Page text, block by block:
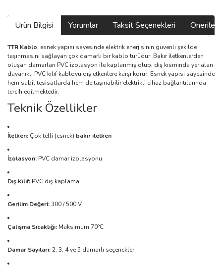
Ürün Bilgisi Yorumlar Taksit Seçenekleri
TTR Kablo, esnek yapısı sayesinde elektrik enerjisinin güvenli şekilde
taşınmasını sağlayan çok damarlı bir kablo türüdür. Bakır iletkenlerden
oluşan damarları PVC izolasyon ile kaplanmış olup, dış kısmında yer alan
dayanıklı PVC kılıf kabloyu dış etkenlere karşı korur. Esnek yapısı sayesinde
hem sabit tesisatlarda hem de taşınabilir elektrikli cihaz bağlantılarında
tercih edilmektedir.
Teknik Özellikler
İletken: Çok telli (esnek) bakır iletken
İzolasyon: PVC damar izolasyonu
Dış Kılıf: PVC dış kaplama
Gerilim Değeri:300 / 500 V
Çalışma Sıcaklığı: Maksimum 70°C
Damar Sayıları:2, 3, 4 ve 5 damarlı seçenekler